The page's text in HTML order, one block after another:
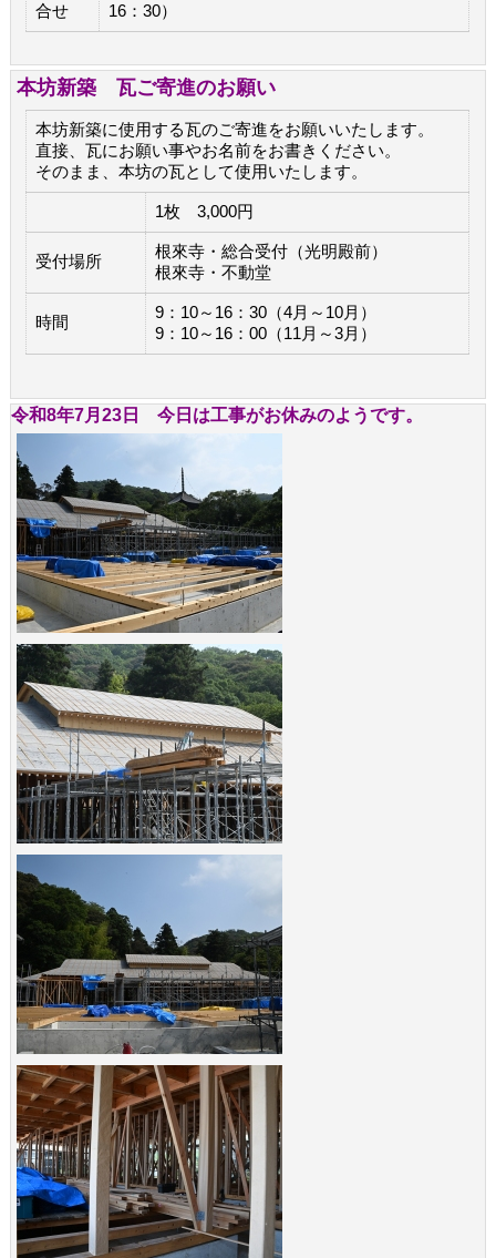
合せ
16：30）
本坊新築 瓦ご寄進のお願い
本坊新築に使用する瓦のご寄進をお願いいたします。
直接、瓦にお願い事やお名前をお書きください。
そのまま、本坊の瓦として使用いたします。
1枚 3,000円
受付場所
根來寺・総合受付（光明殿前）
根來寺・不動堂
時間
9：10～16：30（4月～10月）
9：10～16：00（11月～3月）
令和8年7月23日 今日は工事がお休みのようです。